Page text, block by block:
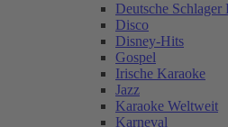
Deutsche Schlager
Disco
Disney-Hits
Gospel
Irische Karaoke
Jazz
Karaoke Weltweit
Karneval